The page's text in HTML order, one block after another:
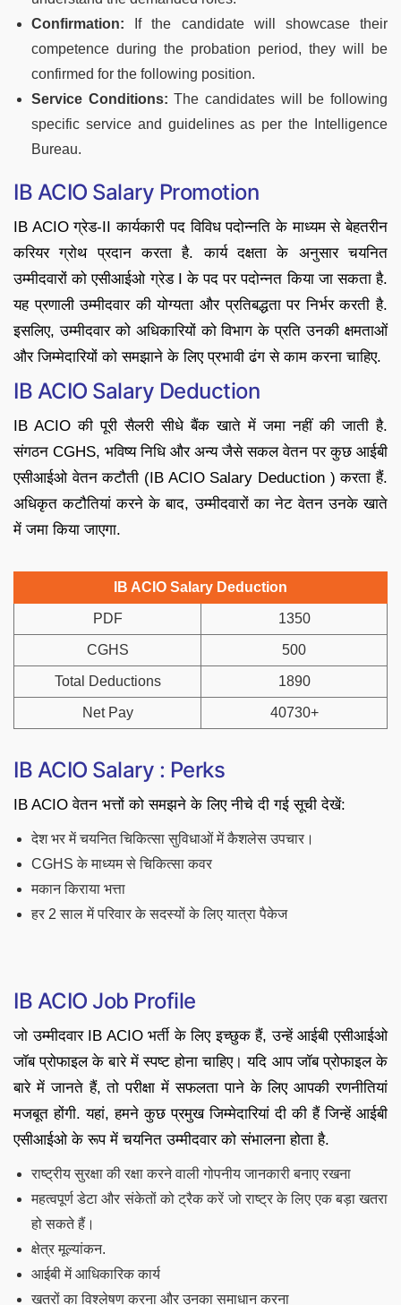
Confirmation:
If the candidate will showcase their
competence during the probation period, they will be
confirmed for the following position.
Service Conditions:The candidates will be following
specific service and guidelines as per the Intelligence
Bureau.
IB ACIO Salary Promotion
IB ACIO ग्रेड-II कार्यकारी पद विविध पदोन्नति के माध्यम से बेहतरीन
करियर ग्रोथ प्रदान करता है. कार्य दक्षता के अनुसार चयनित
उम्मीदवारों को एसीआईओ ग्रेड I के पद पर पदोन्नत किया जा सकता है.
यह प्रणाली उम्मीदवार की योग्यता और प्रतिबद्धता पर निर्भर करती है.
इसलिए, उम्मीदवार को अधिकारियों को विभाग के प्रति उनकी क्षमताओं
और जिम्मेदारियों को समझाने के लिए प्रभावी ढंग से काम करना चाहिए.
IB ACIO Salary Deduction
IB ACIO की पूरी सैलरी सीधे बैंक खाते में जमा नहीं की जाती है.
संगठन CGHS, भविष्य निधि और अन्य जैसे सकल वेतन पर कुछ आईबी
एसीआईओ वेतन कटौती (IB ACIO Salary Deduction ) करता हैं.
अधिकृत कटौतियां करने के बाद, उम्मीदवारों का नेट वेतन उनके खाते
में जमा किया जाएगा.
IB ACIO Salary Deduction
PDF 1350
CGHS 500
Total Deductions 1890
Net Pay 40730+
IB ACIO Salary : Perks
IB ACIO वेतन भत्तों को समझने के लिए नीचे दी गई सूची देखें:
देश भर में चयनित चिकित्सा सुविधाओं में कैशलेस उपचार।
CGHS के माध्यम से चिकित्सा कवर
मकान किराया भत्ता
हर 2 साल में परिवार के सदस्यों के लिए यात्रा पैकेज
IB ACIO Job Profile
जो उम्मीदवार IB ACIO भर्ती के लिए इच्छुक हैं, उन्हें आईबी एसीआईओ
जॉब प्रोफाइल के बारे में स्पष्ट होना चाहिए। यदि आप जॉब प्रोफाइल के
बारे में जानते हैं, तो परीक्षा में सफलता पाने के लिए आपकी रणनीतियां
मजबूत होंगी. यहां, हमने कुछ प्रमुख जिम्मेदारियां दी की हैं जिन्हें आईबी
एसीआईओ के रूप में चयनित उम्मीदवार को संभालना होता है.
राष्ट्रीय सुरक्षा की रक्षा करने वाली गोपनीय जानकारी बनाए रखना
महत्वपूर्ण डेटा और संकेतों को ट्रैक करें जो राष्ट्र के लिए एक बड़ा खतरा
हो सकते हैं।
क्षेत्र मूल्यांकन.
आईबी में आधिकारिक कार्य
खतरों का विश्लेषण करना और उनका समाधान करना